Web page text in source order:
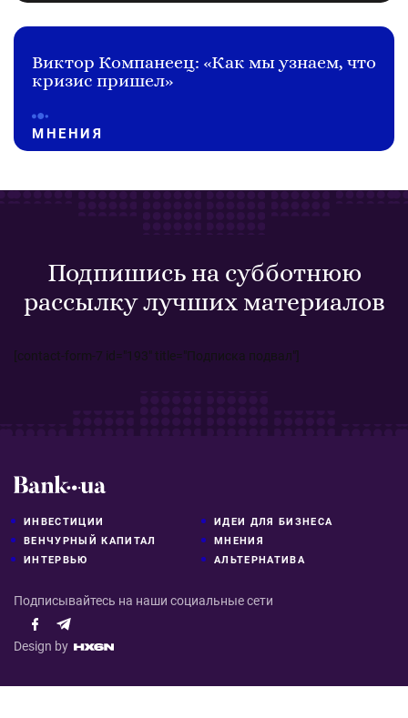
Виктор Компанеец: «Как мы узнаем, что
кризис пришел»
МНЕНИЯ
Подпишись на субботнюю
рассылку лучших материалов
[contact-form-7 id="193" title="Подписка подвал"]
ИНВЕСТИЦИИ
ИДЕИ ДЛЯ БИЗНЕСА
ВЕНЧУРНЫЙ КАПИТАЛ
МНЕНИЯ
ИНТЕРВЬЮ
АЛЬТЕРНАТИВА
Подписывайтесь на наши социальные сети
Design by